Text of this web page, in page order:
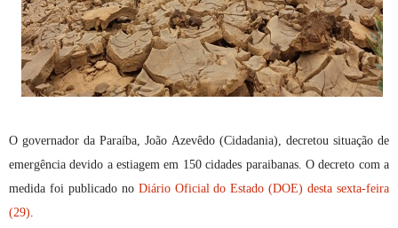
O governador da Paraíba, João Azevêdo (Cidadania), decretou situação de
emergência devido a estiagem em 150 cidades paraibanas. O decreto com a
medida foi publicado no Diário Oficial do Estado (DOE) desta sexta-feira
(29).